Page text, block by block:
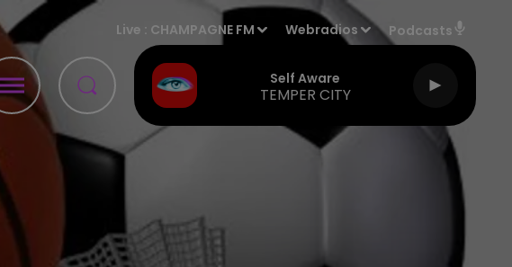
Live : CHAMPAGNE FM Webradios Podcasts
Self Aware
TEMPER CITY